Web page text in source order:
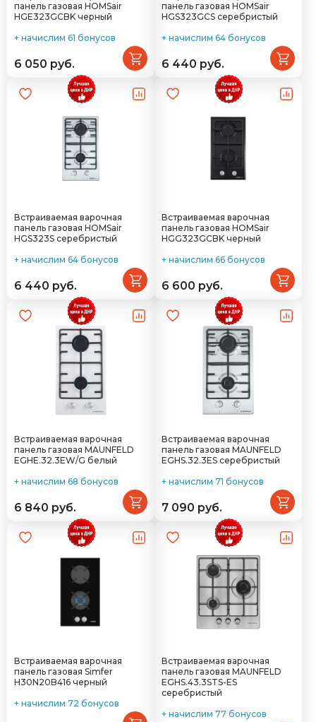
панель газовая HOMSair
HGE323GCBK черный
+ начислим 61 бонусов
6 050 руб.
панель газовая HOMSair
HGS323GCS серебристый
+ начислим 64 бонусов
6 440 руб.
Встраиваемая варочная
панель газовая HOMSair
HGS323S серебристый
+ начислим 64 бонусов
6 440 руб.
Встраиваемая варочная
панель газовая HOMSair
HGG323GCBK черный
+ начислим 66 бонусов
6 600 руб.
Встраиваемая варочная
панель газовая MAUNFELD
EGHE.32.3EW/G белый
+ начислим 68 бонусов
6 840 руб.
Встраиваемая варочная
панель газовая MAUNFELD
EGHS.32.3ES серебристый
+ начислим 71 бонусов
7 090 руб.
Встраиваемая варочная
панель газовая Simfer
H30N20B416 черный
+ начислим 72 бонусов
Встраиваемая варочная
панель газовая MAUNFELD
EGHS.43.3STS-ES
серебристый
+ начислим 77 бонусов